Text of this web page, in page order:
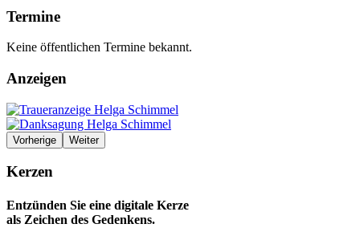
Termine
Keine öffentlichen Termine bekannt.
Anzeigen
Vorherige Weiter
Kerzen
Entzünden Sie eine digitale Kerze
als Zeichen des Gedenkens.